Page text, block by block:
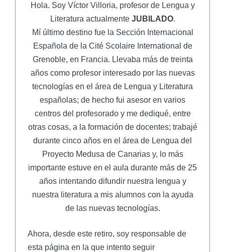
Hola. Soy Víctor Villoria, profesor de Lengua y
Literatura actualmente JUBILADO.
Mí último destino fue la Sección Internacional
Española de la Cité Scolaire International de
Grenoble, en Francia. Llevaba más de treinta
años como profesor interesado por las nuevas
tecnologías en el área de Lengua y Literatura
españolas; de hecho fui asesor en varios
centros del profesorado y me dediqué, entre
otras cosas, a la formación de docentes; trabajé
durante cinco años en el área de Lengua del
Proyecto Medusa de Canarias y, lo más
importante estuve en el aula durante más de 25
años intentando difundir nuestra lengua y
nuestra literatura a mis alumnos con la ayuda
de las nuevas tecnologías.
Ahora, desde este retiro, soy responsable de
esta página en la que intento seguir